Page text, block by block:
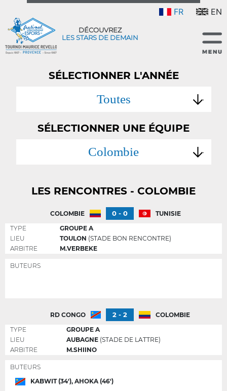
FR EN
DÉCOUVREZ
LES STARS DE DEMAIN
SÉLECTIONNER L'ANNÉE
Toutes
SÉLECTIONNER UNE ÉQUIPE
Colombie
LES RENCONTRES - COLOMBIE
COLOMBIE 0 - 0
TUNISIE
TYPE
GROUPE A
LIEU
TOULON (STADE BON RENCONTRE)
ARBITRE
M.VERBEKE
BUTEURS
RD CONGO 2 - 2
COLOMBIE
TYPE
GROUPE A
LIEU
AUBAGNE (STADE DE LATTRE)
ARBITRE
M.SHIINO
BUTEURS
KABWIT (34'), AHOKA (46')